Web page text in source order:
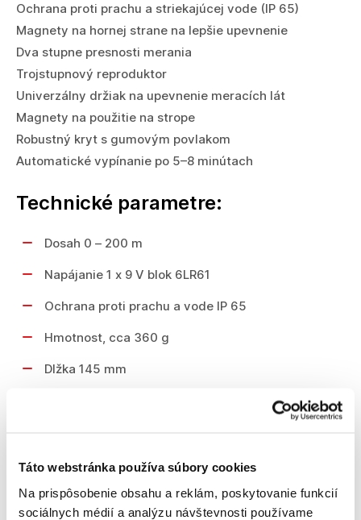
Táto webstránka používa súbory cookies
Na prispôsobenie obsahu a reklám, poskytovanie funkcií
sociálnych médií a analýzu návštevnosti používame
Ochrana proti prachu a striekajúcej vode (IP 65)
Magnety na hornej strane na lepšie upevnenie
Dva stupne presnosti merania
Trojstupnový reproduktor
Univerzálny držiak na upevnenie meracích lát
Magnety na použitie na strope
Robustný kryt s gumovým povlakom
Automatické vypínanie po 5–8 minútach
Technické parametre:
Dosah 0 – 200 m
Napájanie 1 x 9 V blok 6LR61
Ochrana proti prachu a vode IP 65
Hmotnost, cca 360 g
Dlžka 145 mm
Presnost merania (jemná/hrubá) ± 1 mm/± 3
mm